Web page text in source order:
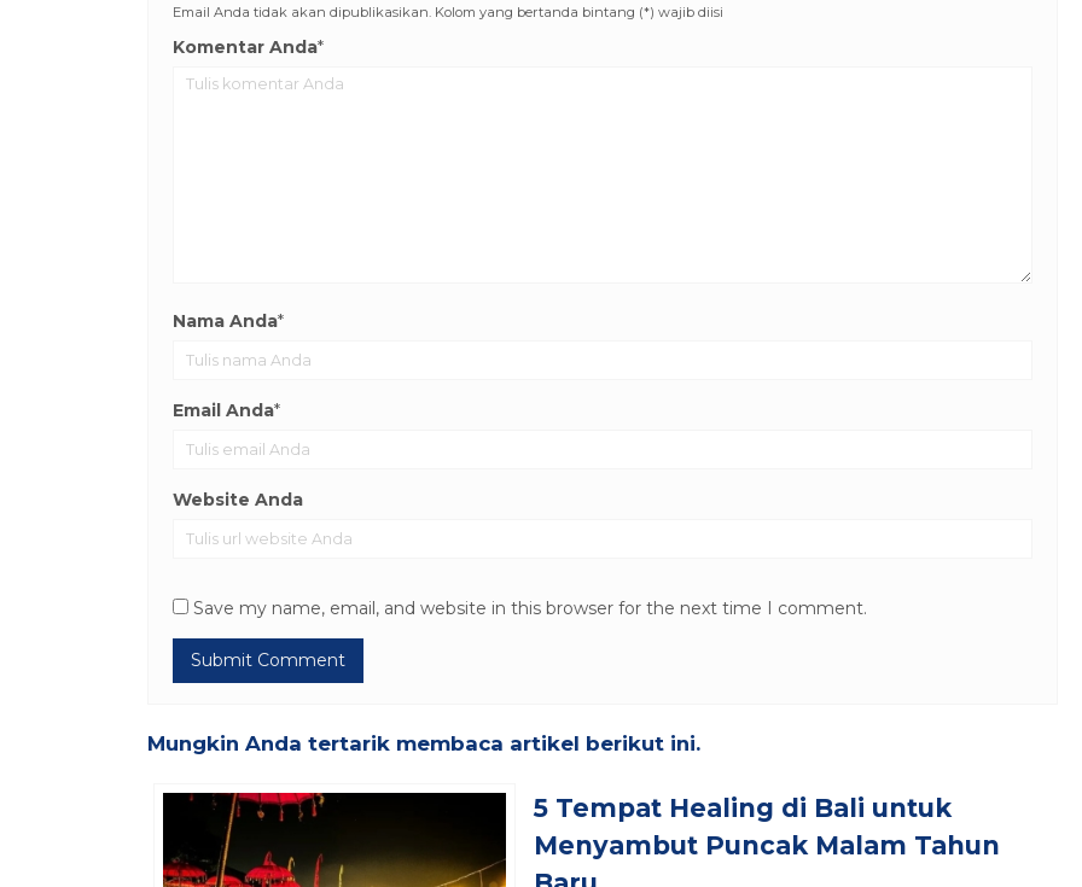
Email Anda tidak akan dipublikasikan. Kolom yang bertanda bintang (*) wajib diisi
Komentar Anda*
Nama Anda*
Email Anda*
Website Anda
Save my name, email, and website in this browser for the next time I comment.
Mungkin Anda tertarik membaca artikel berikut ini.
5 Tempat Healing di Bali untuk
Menyambut Puncak Malam Tahun